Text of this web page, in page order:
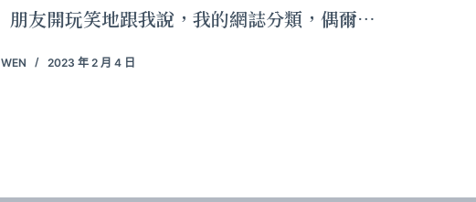
朋友開玩笑地跟我說，我的網誌分類，偶爾…
WEN 2023 年 2 月 4 日